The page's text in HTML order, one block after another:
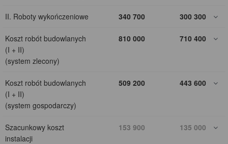
II. Roboty wykończeniowe 340 700 300 300
Koszt robót budowlanych
(I + II)
(system zlecony)
810 000 710 400
Koszt robót budowlanych
(I + II)
(system gospodarczy)
509 200 443 600
Szacunkowy koszt
instalacji
153 900 135 000